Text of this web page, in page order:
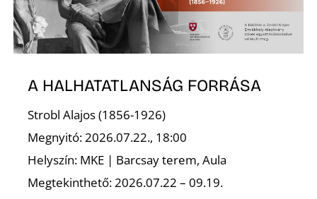
A HALHATATLANSÁG FORRÁSA
Strobl Alajos (1856-1926)
Megnyitó: 2026.07.22., 18:00
Helyszín: MKE | Barcsay terem, Aula
Megtekinthető: 2026.07.22 – 09.19.